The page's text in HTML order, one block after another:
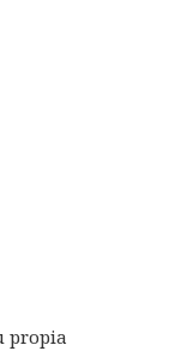
propia